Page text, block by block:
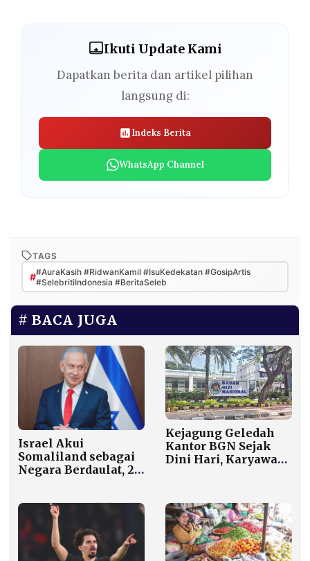
Ikuti Update Kami
Dapatkan berita dan artikel pilihan
langsung di:
Indeks Berita
WhatsApp Channel
TAGS
##AuraKasih #RidwanKamil #IsuKedekatan #GosipArtis
#SelebritiIndonesia #BeritaSeleb
BACA JUGA
Israel Akui
Somaliland sebagai
Negara Berdaulat, 21
Kejagung Geledah
Kantor BGN Sejak
Dini Hari, Karyawan